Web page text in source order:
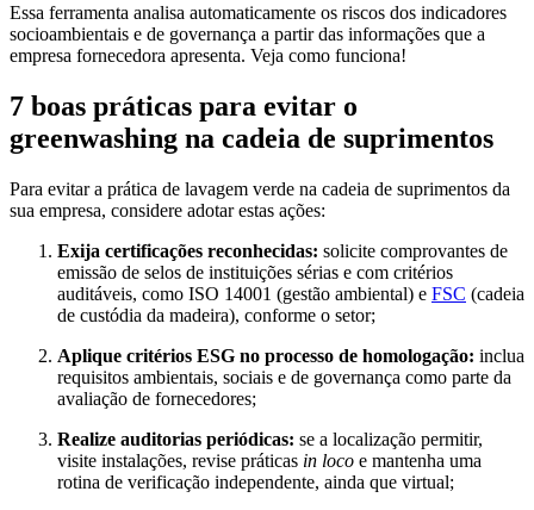
Essa ferramenta analisa automaticamente os riscos dos indicadores
socioambientais e de governança a partir das informações que a
empresa fornecedora apresenta. Veja como funciona!
7 boas práticas para evitar o
greenwashing na cadeia de suprimentos
Para evitar a prática de lavagem verde na cadeia de suprimentos da
sua empresa, considere adotar estas ações:
Exija certificações reconhecidas: solicite comprovantes de
emissão de selos de instituições sérias e com critérios
auditáveis, como ISO 14001 (gestão ambiental) e FSC (cadeia
de custódia da madeira), conforme o setor;
Aplique critérios ESG no processo de homologação: inclua
requisitos ambientais, sociais e de governança como parte da
avaliação de fornecedores;
Realize auditorias periódicas: se a localização permitir,
visite instalações, revise práticas in loco e mantenha uma
rotina de verificação independente, ainda que virtual;